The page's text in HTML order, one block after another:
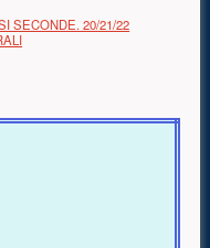
SECONDE. 20/21/22